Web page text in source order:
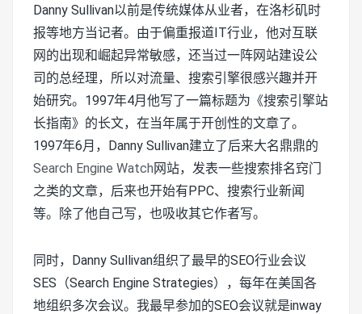
Danny Sullivan以前是传统媒体从业者，在洛杉矶时
报等地方当记者。由于偏重报道IT行业，他对互联
网的出现和崛起异常敏感，还当过一阵网站建设公
司的总经理，所以对流量、搜索引擎很感兴趣并开
始研究。1997年4月他写了一篇标题为《搜索引擎站
长指南》的长文，在当年属于开创性的文章了。
1997年6月，Danny Sullivan建立了后来大名鼎鼎的
Search Engine Watch网站，发表一些搜索排名窍门
之类的文章，后来也开始有PPC、搜索行业新闻
等。除了他自己写，也吸收其它作者写。
同时，Danny Sullivan组织了最早的SEO行业会议
SES（Search Engine Strategies），每年在美国各
地组织多次会议。我最早参加的SEO会议就是inway